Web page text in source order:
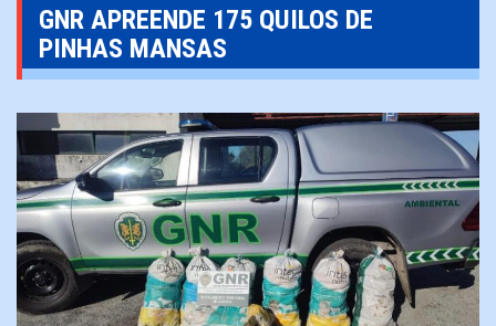
GNR APREENDE 175 QUILOS DE
PINHAS MANSAS